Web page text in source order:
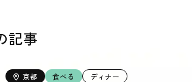
記事
京都 食べる
ディナー